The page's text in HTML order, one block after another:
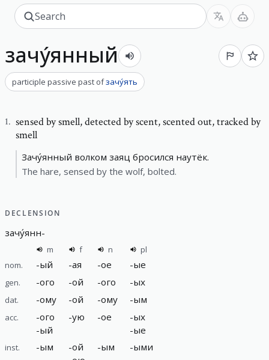
зачу́янный
participle passive past ofзачу́ять
1. sensed by smell,detected by scent, scented out, tracked by
smell
Зачу́янный волком заяц бросился наутёк.
The hare, sensed by the wolf, bolted.
DECLENSION
зачу́янн-
m f n
pl
nom.
-ый -ая -ое -ые
gen. -ого -ой -ого -ых
dat. -ому -ой -ому -ым
acc. -ого
-ый
-ую -ое -ых
-ые
inst. -ым -ой
-ым -ыми